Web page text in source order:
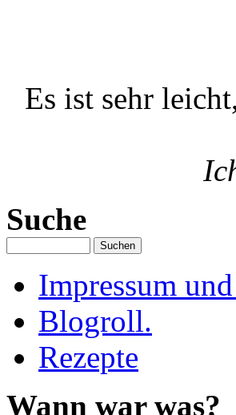
Es ist sehr
Suche
Impressum
Blogroll.
Rezepte
Wann war was?